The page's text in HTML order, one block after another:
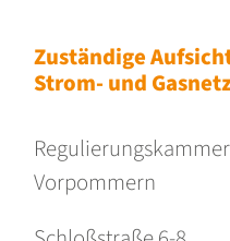
Zuständige
Strom- und
Vorpommern